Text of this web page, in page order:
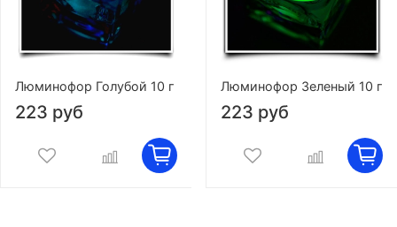
Люминофор Голубой 10 г
223 руб
Люминофор Зеленый 10 г
223 руб